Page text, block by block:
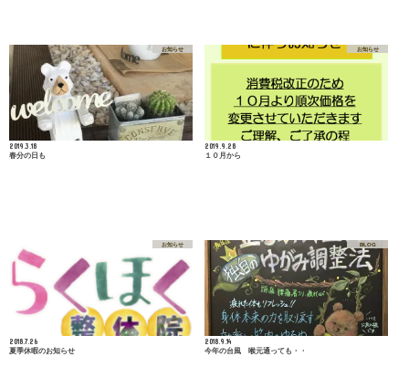
お知らせ
2019.3.18
春分の日も
お知らせ
2019.9.28
１０月から
お知らせ
2018.7.26
夏季休暇のお知らせ
BLOG
2018.9.14
今年の台風 喉元通っても・・